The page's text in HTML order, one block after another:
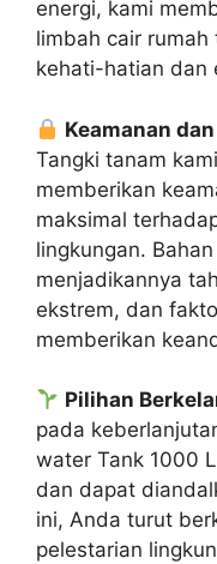
energi, kami
limbah cair
kehati-hatian dan
Keamanan
Tangki tanam
memberikan
maksimal
lingkungan.
menjadikannya
ekstrem, dan
memberikan
Pilihan
pada
water Tank 1000
dan dapat
ini, Anda turut
pelestarian